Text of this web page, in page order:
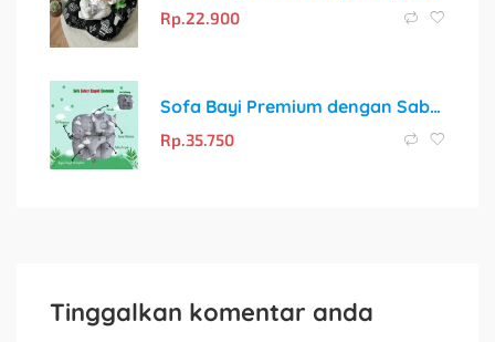
Rp.22.900
Sofa Bayi Premium dengan Sabuk Pengaman Empuk & Bonus Bantal Mahkota
Rp.35.750
Tinggalkan komentar anda